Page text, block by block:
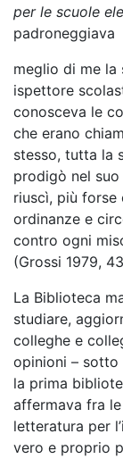
per le scuole
padroneggiava
meglio di me la
ispettore
conosceva le
che erano
stesso, tutta la
prodigò nel
riuscì, più forse
ordinanze e
contro ogni
(Grossi 1979,
La Biblioteca
studiare,
colleghe e
opinioni – sotto
la prima
affermava fra
letteratura per
vero e proprio